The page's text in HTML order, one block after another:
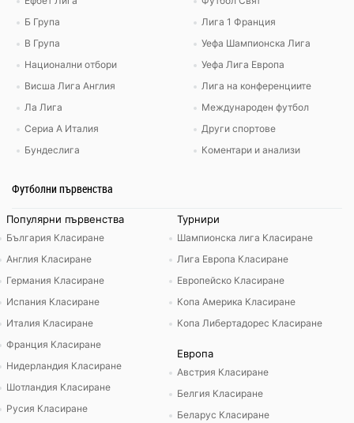
Б Група
В Група
Национални отбори
Висша Лига Англия
Ла Лига
Сериа А Италия
Бундеслига
Лига 1 Франция
Уефа Шампионска Лига
Уефа Лига Европа
Лига на конференциите
Международен футбол
Други спортове
Коментари и анализи
Футболни първенства
Популярни първенства
България Класиране
Англия Класиране
Германия Класиране
Испания Класиране
Италия Класиране
Франция Класиране
Нидерландия Класиране
Шотландия Класиране
Русия Класиране
Турнири
Шампионска лига Класиране
Лига Европа Класиране
Европейско Класиране
Копа Америка Класиране
Копа Либертадорес Класиране
Европа
Австрия Класиране
Белгия Класиране
Беларус Класиране